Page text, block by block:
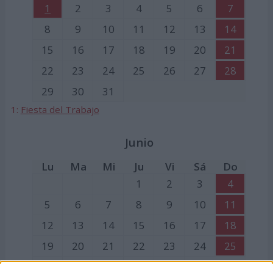
1
2 3 4 5 6
7
8
9 10 11 12 13
14
15
16 17 18 19 20
21
22
23 24 25 26 27
28
29
30 31
1: Fiesta del Trabajo
Junio
Lu Ma Mi Ju Vi Sá
Do
1
2 3
4
5
6 7 8 9 10
11
12
13 14 15 16 17
18
19
20 21 22 23 24
25